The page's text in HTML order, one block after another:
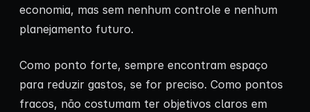
economia, mas sem nenhum controle e nenhum
planejamento futuro.
Como ponto forte, sempre encontram espaço
para reduzir gastos, se for preciso. Como pontos
fracos, não costumam ter objetivos claros em